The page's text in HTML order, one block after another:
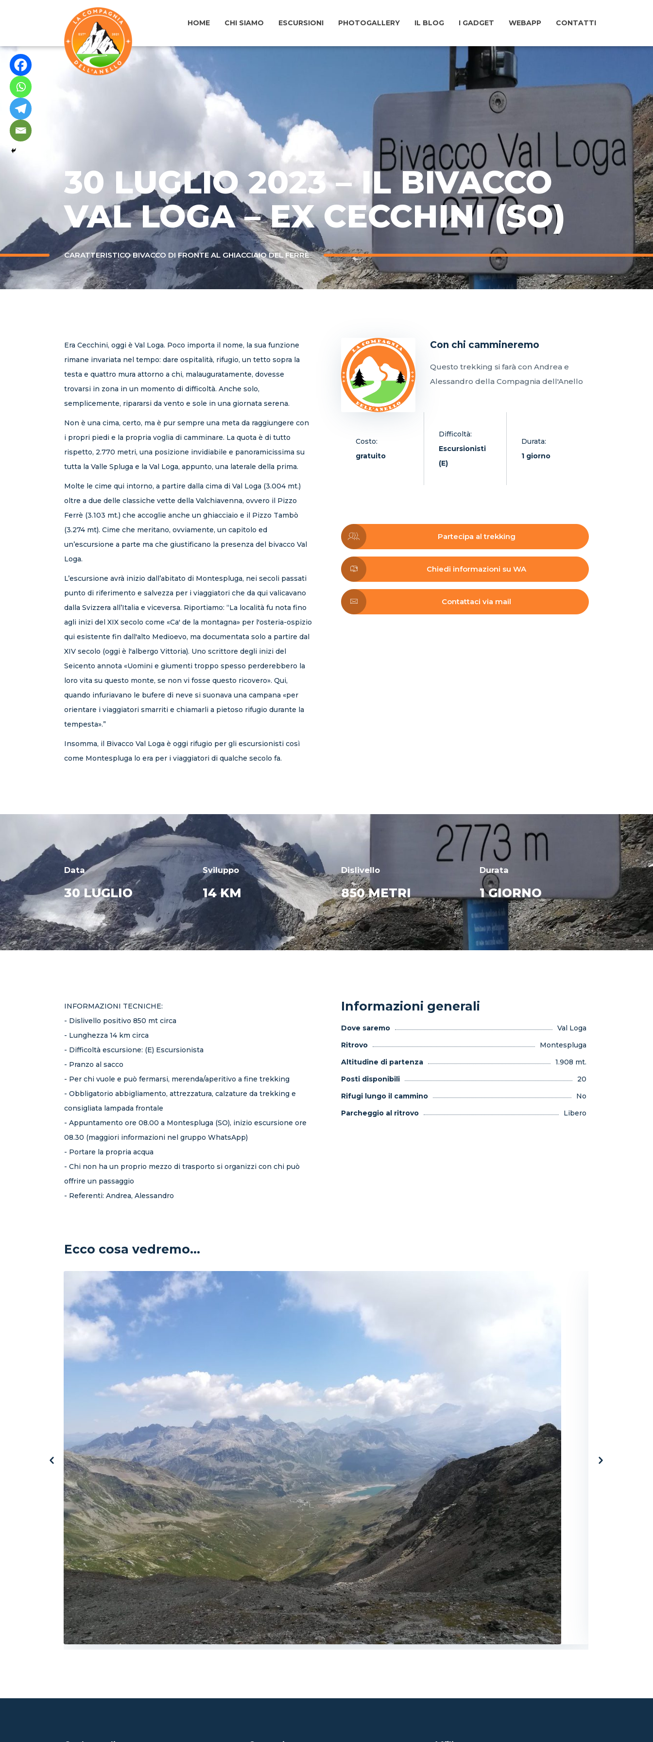
HOME CHI SIAMO ESCURSIONI PHOTOGALLERY IL BLOG I GADGET WEBAPP CONTATTI
30 LUGLIO 2023 – IL BIVACCO
VAL LOGA – EX CECCHINI (SO)
CARATTERISTICO BIVACCO DI FRONTE AL GHIACCIAIO DEL FERRÈ
Era Cecchini, oggi è Val Loga. Poco importa il nome, la sua funzione
rimane invariata nel tempo: dare ospitalità, rifugio, un tetto sopra la
testa e quattro mura attorno a chi, malauguratamente, dovesse
trovarsi in zona in un momento di difficoltà. Anche solo,
semplicemente, ripararsi da vento e sole in una giornata serena.
Non è una cima, certo, ma è pur sempre una meta da raggiungere con
i propri piedi e la propria voglia di camminare. La quota è di tutto
rispetto, 2.770 metri, una posizione invidiabile e panoramicissima su
tutta la Valle Spluga e la Val Loga, appunto, una laterale della prima.
Molte le cime qui intorno, a partire dalla cima di Val Loga (3.004 mt.)
oltre a due delle classiche vette della Valchiavenna, ovvero il Pizzo
Ferrè (3.103 mt.) che accoglie anche un ghiacciaio e il Pizzo Tambò
(3.274 mt). Cime che meritano, ovviamente, un capitolo ed
un’escursione a parte ma che giustificano la presenza del bivacco Val
Loga.
L’escursione avrà inizio dall’abitato di Montespluga, nei secoli passati
punto di riferimento e salvezza per i viaggiatori che da qui valicavano
dalla Svizzera all’Italia e viceversa. Riportiamo: “La località fu nota fino
agli inizi del XIX secolo come «Ca' de la montagna» per l'osteria-ospizio
qui esistente fin dall'alto Medioevo, ma documentata solo a partire dal
XIV secolo (oggi è l'albergo Vittoria). Uno scrittore degli inizi del
Seicento annota «Uomini e giumenti troppo spesso perderebbero la
loro vita su questo monte, se non vi fosse questo ricovero». Qui,
quando infuriavano le bufere di neve si suonava una campana «per
orientare i viaggiatori smarriti e chiamarli a pietoso rifugio durante la
tempesta».”
Insomma, il Bivacco Val Loga è oggi rifugio per gli escursionisti così
come Montespluga lo era per i viaggiatori di qualche secolo fa.
Con chi cammineremo
Questo trekking si farà con Andrea e
Alessandro della Compagnia dell'Anello
Costo:
gratuito
Difficoltà:
Escursionisti
(E)
Durata:
1 giorno
Partecipa al trekking
Chiedi informazioni su WA
Contattaci via mail
Data
30 LUGLIO
Sviluppo
14 KM
Dislivello
850 METRI
Durata
1 GIORNO
INFORMAZIONI TECNICHE:
- Dislivello positivo 850 mt circa
- Lunghezza 14 km circa
- Difficoltà escursione: (E) Escursionista
- Pranzo al sacco
- Per chi vuole e può fermarsi, merenda/aperitivo a fine trekking
- Obbligatorio abbigliamento, attrezzatura, calzature da trekking e
consigliata lampada frontale
- Appuntamento ore 08.00 a Montespluga (SO), inizio escursione ore
08.30 (maggiori informazioni nel gruppo WhatsApp)
- Portare la propria acqua
- Chi non ha un proprio mezzo di trasporto si organizzi con chi può
offrire un passaggio
- Referenti: Andrea, Alessandro
Informazioni generali
Dove saremo
Val Loga
Ritrovo
Montespluga
Altitudine di partenza
1.908 mt.
Posti disponibili
20
Rifugi lungo il cammino
No
Parcheggio al ritrovo
Libero
Ecco cosa vedremo...